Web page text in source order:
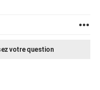
votre question